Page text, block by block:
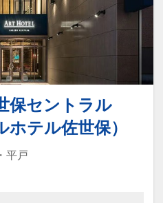
保セントラル
ホテル佐世保）
平戸